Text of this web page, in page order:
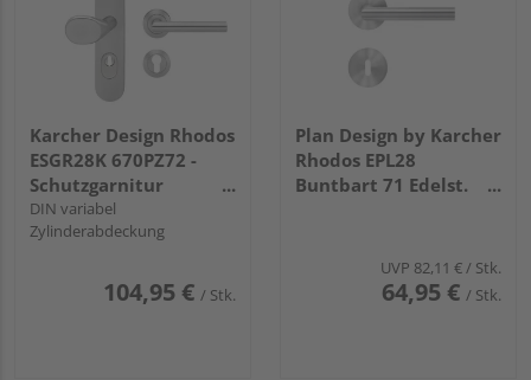
Karcher Design Rhodos
ESGR28K 670PZ72 -
Schutzgarnitur
Edelstahl matt
DIN variabel
Zylinderabdeckung
104,95 € / Stk.
Plan Design by Karcher
Rhodos EPL28
Buntbart 71 Edelst.
UVP 82,11 € / Stk.
64,95 € / Stk.